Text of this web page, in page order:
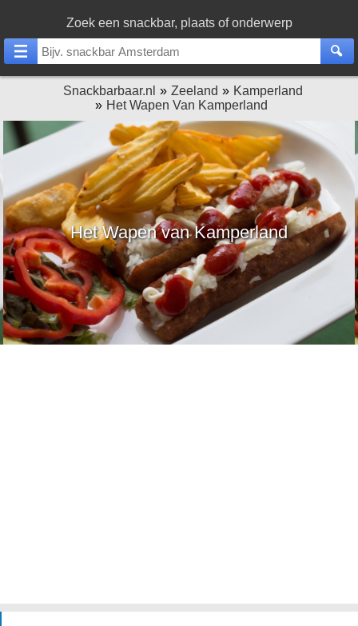
Zoek een snackbar, plaats of onderwerp
Snackbarbaar.nl Zeeland
Kamperland
Het Wapen Van Kamperland
Het Wapen van Kamperland